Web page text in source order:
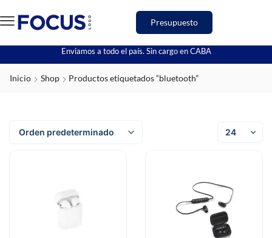
Presupuesto
Enviamos a todo el país. Sin cargo en CABA
Inicio Shop Productos etiquetados “bluetooth”